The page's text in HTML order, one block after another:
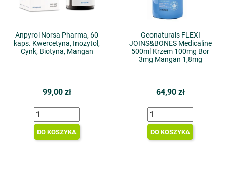
Anpyrol Norsa Pharma, 60
kaps. Kwercetyna, Inozytol,
Cynk, Biotyna, Mangan
99,00 zł
DO KOSZYKA
Geonaturals FLEXI
JOINS&BONES Medicaline
500ml Krzem 100mg Bor
3mg Mangan 1,8mg
64,90 zł
DO KOSZYKA